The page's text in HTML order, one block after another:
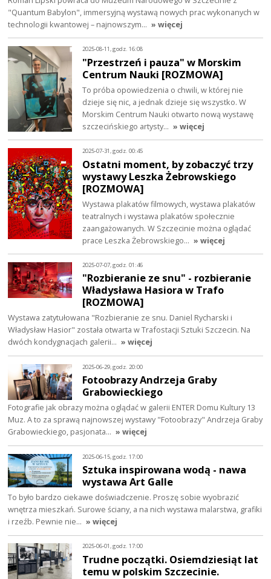
"Quantum Babylon", immersyjną wystawą nowych prac wykonanych w
technologii kwantowej – najnowszym… » więcej
2025-08-11, godz. 16:08
"Przestrzeń i pauza" w Morskim
Centrum Nauki [ROZMOWA]
To próba opowiedzenia o chwili, w której nie
dzieje się nic, a jednak dzieje się wszystko. W
Morskim Centrum Nauki otwarto nową wystawę
szczecińskiego artysty… » więcej
2025-07-31, godz. 00:45
Ostatni moment, by zobaczyć trzy
wystawy Leszka Żebrowskiego
[ROZMOWA]
Wystawa plakatów filmowych, wystawa plakatów
teatralnych i wystawa plakatów społecznie
zaangażowanych. W Szczecinie można oglądać
prace Leszka Żebrowskiego… » więcej
2025-07-07, godz. 01:46
"Rozbieranie ze snu" - rozbieranie
Władysława Hasiora w Trafo
[ROZMOWA]
Wystawa zatytułowana "Rozbieranie ze snu. Daniel Rycharski i
Władysław Hasior" została otwarta w Trafostacji Sztuki Szczecin. Na
dwóch kondygnacjach galerii… » więcej
2025-06-29, godz. 20:00
Fotoobrazy Andrzeja Graby
Grabowieckiego
Fotografie jak obrazy można oglądać w galerii ENTER Domu Kultury 13
Muz. A to za sprawą najnowszej wystawy "Fotoobrazy" Andrzeja Graby
Grabowieckiego, pasjonata… » więcej
2025-06-15, godz. 17:00
Sztuka inspirowana wodą - nawa
wystawa Art Galle
To było bardzo ciekawe doświadczenie. Proszę sobie wyobrazić
wnętrza mieszkań. Surowe ściany, a na nich wystawa malarstwa, grafiki
i rzeźb. Pewnie nie… » więcej
2025-06-01, godz. 17:00
Trudne początki. Osiemdziesiąt lat
temu w polskim Szczecinie.